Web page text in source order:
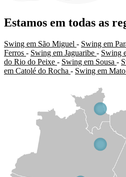
Estamos em todas as
Swing em São Miguel - Swing em
Ferros - Swing em Jaguaribe - Swing
do Rio do Peixe - Swing em Sousa -
em Catolé do Rocha - Swing em